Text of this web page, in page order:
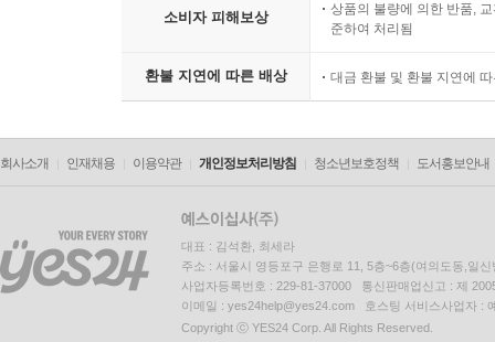
소비자 피해보상
상품의 불량에 의한 반품,
준하여 처리됨
환불 지연에 따른 배상 대금 환불 및 환불 지연에
회사소개 인재채용 이용약관 개인정보처리방침 청소년보호정책 도서홍보안내
대표 : 김석환, 최세라
주소 : 서울시 영등포구 은행로 11, 5층~6층(여의도동,일신
사업자등록번호 : 229-81-37000 통신판매업신고 : 제
이메일 : yes24help@yes24.com 호스팅 서비스사업자 :
Copyright ⓒ YES24 Corp. All Rights Reserved.